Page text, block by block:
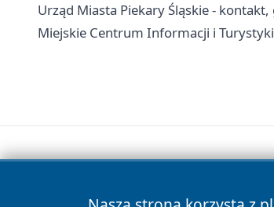
Urząd Miasta Piekary Śląskie -
Miejskie Centrum Informacji i